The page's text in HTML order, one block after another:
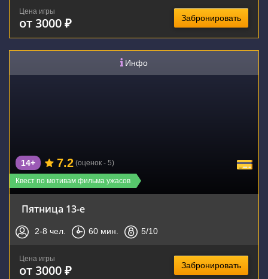
Цена игры
от 3000 ₽ Забронировать
Инфо
Квест по мотивам фильма ужасов
14+ 7.2 (оценок - 5)
Пятница 13-е
2-8 чел. 60 мин. 5/10
Цена игры
от 3000 ₽ Забронировать